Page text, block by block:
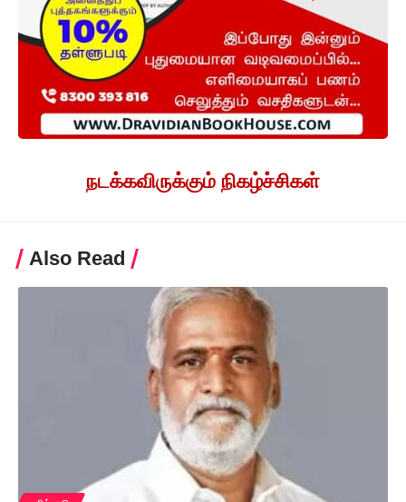
நடக்கவிருக்கும் நிகழ்ச்சிகள்
Also Read